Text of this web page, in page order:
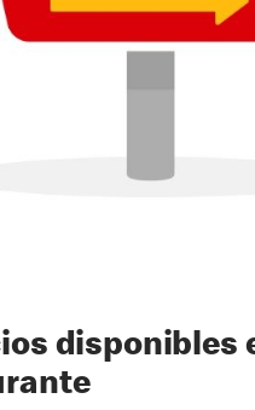
disponibles